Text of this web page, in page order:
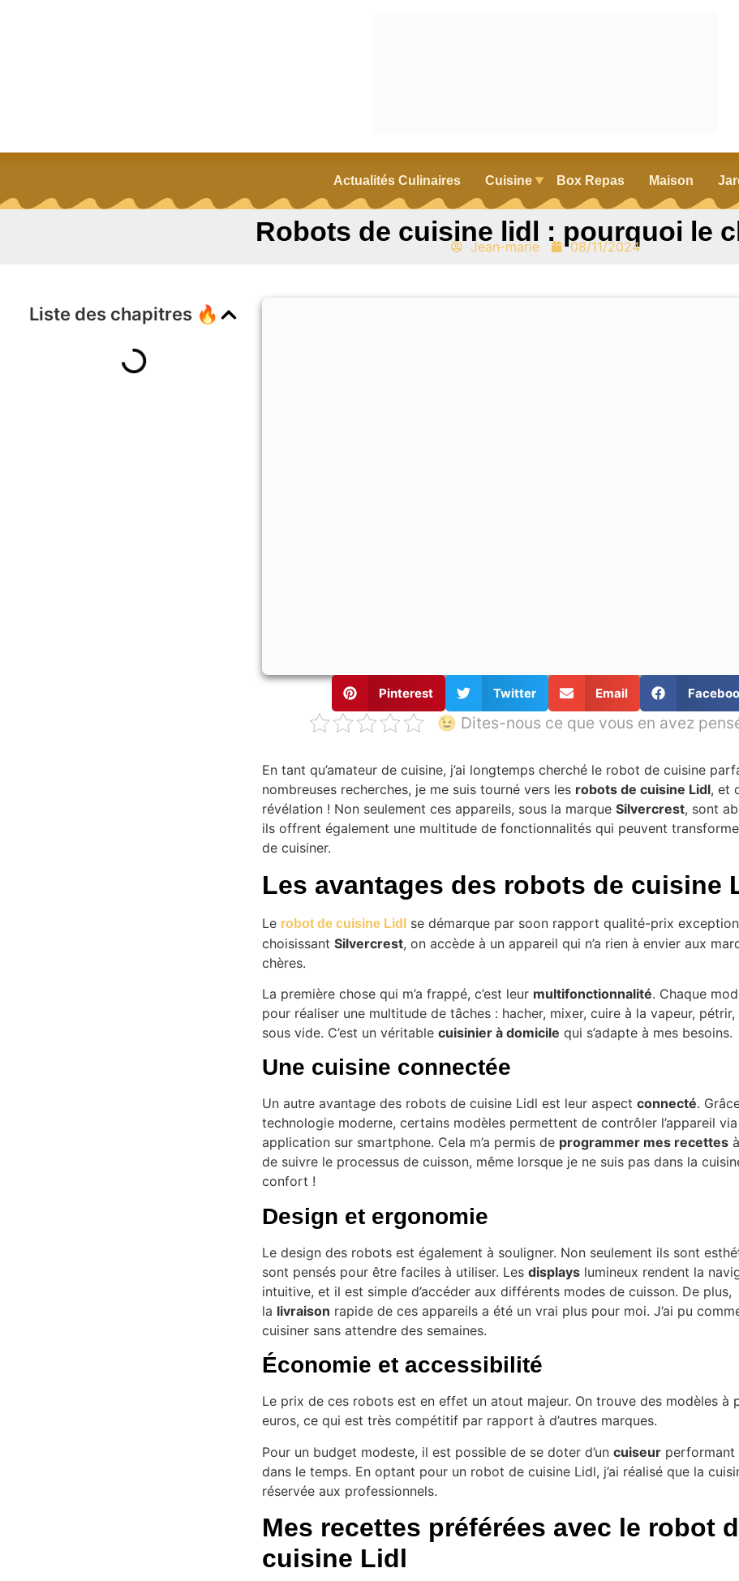
Actualités Culinaires Cuisine Box Repas Maison
Robots de cuisine lidl : pourquoi le
Jean-marie 08/11/2024
Liste des chapitres 🔥
Pinterest Twitter Email
😉 Dites-nous ce que vous en avez
En tant qu’amateur de cuisine, j’ai longtemps cherché le robot de cuisine
nombreuses recherches, je me suis tourné vers les robots de cuisine Lidl, et
révélation ! Non seulement ces appareils, sous la marqueSilvercrest, sont
ils offrent également une multitude de fonctionnalités qui peuvent
de cuisiner.
Les avantages des robots de cuisine
Le robot de cuisine Lidl
se démarque par soon rapport qualité-prix
choisissantSilvercrest, on accède à un appareil qui n’a rien à envier aux
chères.
La première chose qui m’a frappé, c’est leur multifonctionnalité. Chaque
pour réaliser une multitude de tâches : hacher, mixer, cuire à la vapeur,
sous vide. C’est un véritablecuisinier à domicile qui s’adapte à mes besoins.
Une cuisine connectée
Un autre avantage des robots de cuisine Lidl est leur aspectconnecté.
technologie moderne, certains modèles permettent de contrôler l’appareil
application sur smartphone. Cela m’a permis de programmer mes recettes
de suivre le processus de cuisson, même lorsque je ne suis pas dans la
confort !
Design et ergonomie
Le design des robots est également à souligner. Non seulement ils sont
sont pensés pour être faciles à utiliser. Lesdisplays lumineux rendent la
intuitive, et il est simple d’accéder aux différents modes de cuisson. De plus,
la livraison rapide de ces appareils a été un vrai plus pour moi. J’ai pu
cuisiner sans attendre des semaines.
Économie et accessibilité
Le prix de ces robots est en effet un atout majeur. On trouve des modèles à
euros, ce qui est très compétitif par rapport à d’autres marques.
Pour un budget modeste, il est possible de se doter d’uncuiseur performant
dans le temps. En optant pour un robot de cuisine Lidl, j’ai réalisé que la
réservée aux professionnels.
Mes recettes préférées avec le robot
cuisine Lidl